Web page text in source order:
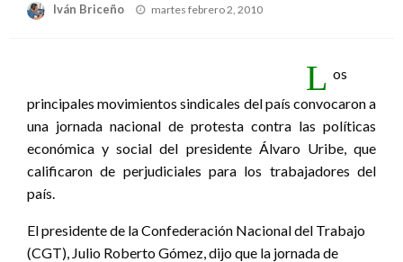
Iván Briceño
Publicado
martes febrero 2, 2010
L os
principales movimientos sindicales del país convocaron a
una jornada nacional de protesta contra las políticas
económica y social del presidente Álvaro Uribe, que
calificaron de perjudiciales para los trabajadores del
país.
El presidente de la Confederación Nacional del Trabajo
(CGT), Julio Roberto Gómez, dijo que la jornada de